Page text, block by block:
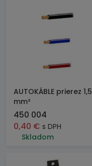
AUTOKÁBLE prierez 1,5
mm²
450 004
0,40 € s DPH
Skladom